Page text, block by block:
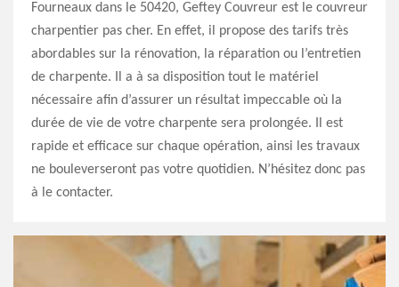
Fourneaux dans le 50420, Geftey Couvreur est le couvreur
charpentier pas cher. En effet, il propose des tarifs très
abordables sur la rénovation, la réparation ou l’entretien
de charpente. Il a à sa disposition tout le matériel
nécessaire afin d’assurer un résultat impeccable où la
durée de vie de votre charpente sera prolongée. Il est
rapide et efficace sur chaque opération, ainsi les travaux
ne bouleverseront pas votre quotidien. N’hésitez donc pas
à le contacter.